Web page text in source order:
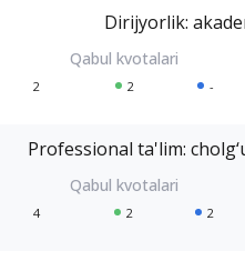
Dirijyorlik:
2 2 -
Professional ta'lim:
4 2 2